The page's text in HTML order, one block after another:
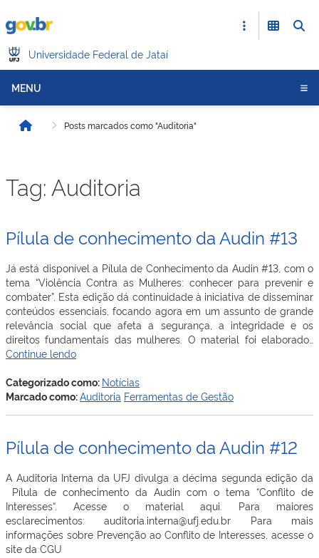
Universidade Federal de Jataí
MENU
Início Posts marcados como "Auditoria"
Tag: Auditoria
Pílula de conhecimento da Audin #13
Já está disponível a Pílula de Conhecimento da Audin #13, com o
tema “Violência Contra as Mulheres: conhecer para prevenir e
combater”. Esta edição dá continuidade à iniciativa de disseminar
conteúdos essenciais, focando agora em um assunto de grande
relevância social que afeta a segurança, a integridade e os
direitos fundamentais das mulheres. O material foi elaborado…
Continue lendoPílula
conhecimento
da
Categorizado como: Notícias
Marcado como:Auditoria Ferramentas de Gestão
Pílula de conhecimento da Audin #12
A Auditoria Interna da UFJ divulga a décima segunda edição da
Pílula de conhecimento da Audin com o tema “Conflito de
Interesses“. Acesse o material aqui. Para maiores
esclarecimentos: auditoria.interna@ufj.edu.br Para mais
informações sobre Prevenção ao Conflito de Interesses, acesse o
site da CGU